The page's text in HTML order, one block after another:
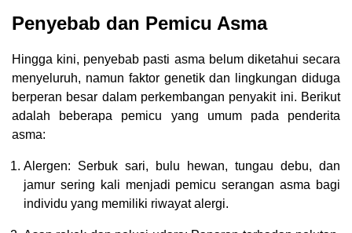
Penyebab dan Pemicu Asma
Hingga kini, penyebab pasti asma belum diketahui secara
menyeluruh, namun faktor genetik dan lingkungan diduga
berperan besar dalam perkembangan penyakit ini. Berikut
adalah beberapa pemicu yang umum pada penderita
asma:
Alergen: Serbuk sari, bulu hewan, tungau debu, dan
jamur sering kali menjadi pemicu serangan asma bagi
individu yang memiliki riwayat alergi.